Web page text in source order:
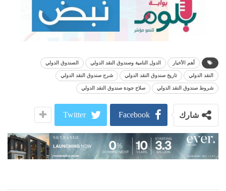
أهم الأخبار الدول النامية وصندوق النقد الدولي الصندوق الدولي
النقد الدولي تاريخ صندوق النقد الدولي شرح صندوق النقد الدولي
شروط صندوق النقد الدولي صلاح جودة صندوق النقد الدولي
شارك Facebook
Twitter